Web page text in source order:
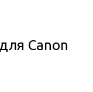
Canon